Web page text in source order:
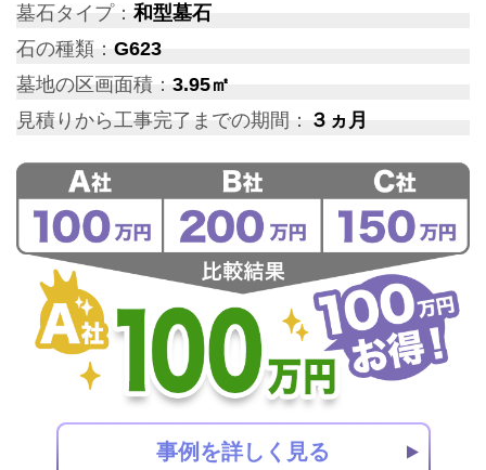
墓石タイプ：和型墓石
石の種類： G623
墓地の区画面積： 3.95㎡
見積りから工事完了までの期間： ３ヵ月
事例を詳しく見る